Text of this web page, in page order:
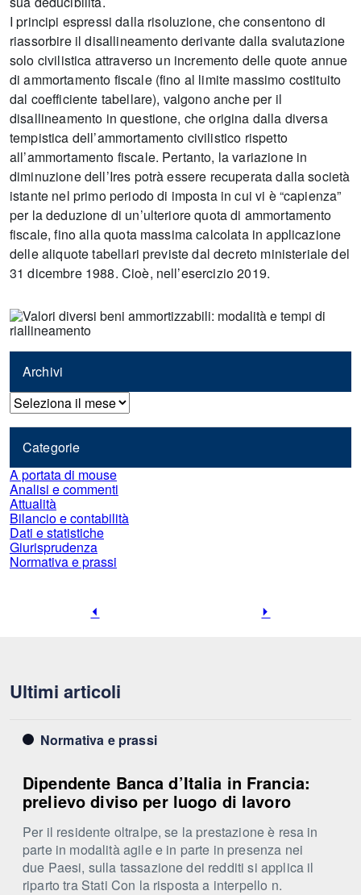
I principi espressi dalla risoluzione, che consentono di
riassorbire il disallineamento derivante dalla svalutazione
solo civilistica attraverso un incremento delle quote annue
di ammortamento fiscale (fino al limite massimo costituito
dal coefficiente tabellare), valgono anche per il
disallineamento in questione, che origina dalla diversa
tempistica dell’ammortamento civilistico rispetto
all’ammortamento fiscale. Pertanto, la variazione in
diminuzione dell’Ires potrà essere recuperata dalla società
istante nel primo periodo di imposta in cui vi è “capienza”
per la deduzione di un’ulteriore quota di ammortamento
fiscale, fino alla quota massima calcolata in applicazione
delle aliquote tabellari previste dal decreto ministeriale del
31 dicembre 1988. Cioè, nell’esercizio 2019.
Archivi
Archivi
Categorie
A portata di mouse
Analisi e commenti
Attualità
Bilancio e contabilità
Dati e statistiche
Giurisprudenza
Normativa e prassi
Ultimi articoli
Normativa e prassi
Dipendente Banca d’Italia in Francia:
prelievo diviso per luogo di lavoro
Per il residente oltralpe, se la prestazione è resa in
parte in modalità agile e in parte in presenza nei
due Paesi, sulla tassazione dei redditi si applica il
riparto tra Stati Con la risposta a interpello n.